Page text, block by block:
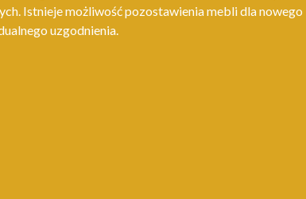
Istnieje możliwość pozostawienia mebli dla nowego
uzgodnienia.